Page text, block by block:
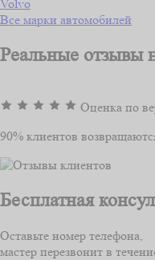
Volvo
Все марки автомобилей
Реальные отзывы
Оценка по
90% клиентов
Бесплатная
Оставьте номер телефона,
мастер перезвонит в